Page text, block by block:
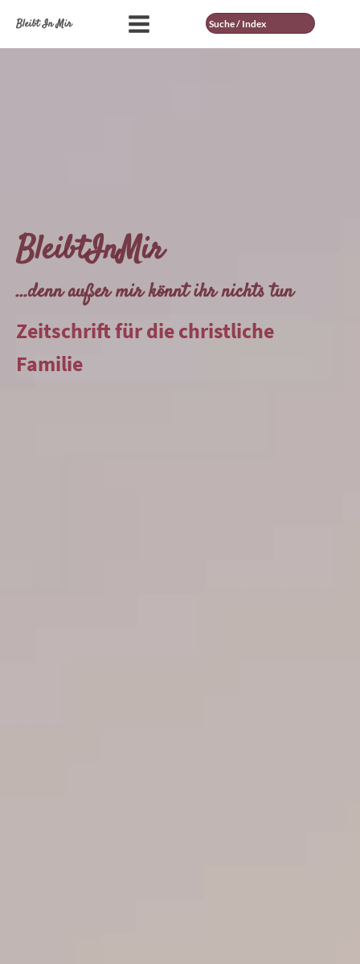
Bleibt In Mir Suche
BleibtInMir
...denn außer mir könnt ihr nichts tun
Zeitschrift für die christliche
Familie